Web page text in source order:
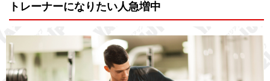
トレーナーになりたい人急増中